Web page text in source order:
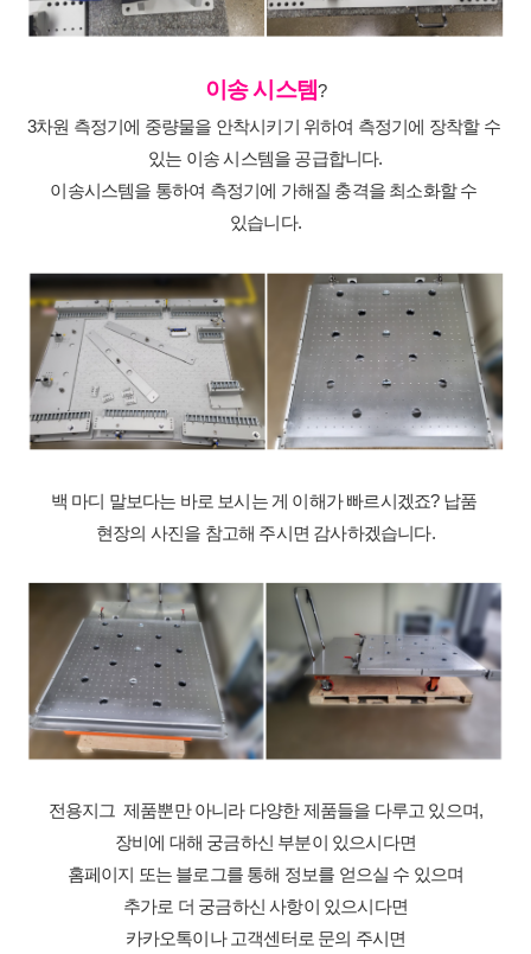
이송 시스템?
3차원 측정기에 중량물을 안착시키기 위하여 측정기에 장착할 수
있는 이송 시스템을 공급합니다.
이송시스템을 통하여 측정기에 가해질 충격을 최소화할 수
있습니다.
백 마디 말보다는 바로 보시는 게 이해가 빠르시겠죠? 납품
현장의 사진을 참고해 주시면 감사하겠습니다.
전용지그  제품뿐만 아니라 다양한 제품들을 다루고 있으며,
장비에 대해 궁금하신 부분이 있으시다면
홈페이지 또는 블로그를 통해 정보를 얻으실 수 있으며
추가로 더 궁금하신 사항이 있으시다면
카카오톡이나 고객센터로 문의 주시면